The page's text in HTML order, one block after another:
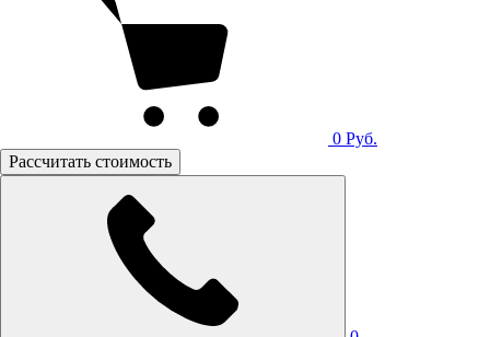
0 Руб.
Рассчитать стоимость